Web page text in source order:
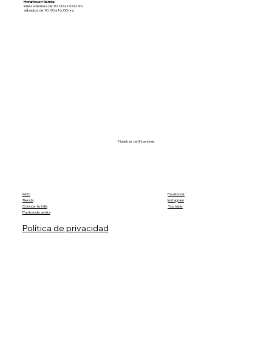
Horarios en tienda:
lunes a viernes de 10:00 a 19:00 hrs.
sábados de 10:00 a 16:00 hrs.
Nuestras certificaciones
Inicio
Tienda
Conoce tu talla
Puntos de venta
Política de privacidad
Facebook
Instagram
Youtube